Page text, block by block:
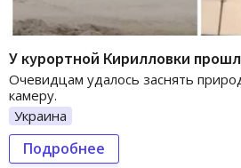
У курортной Кирилловки
Очевидцам удалось заснять
камеру.
Украина
Подробнее